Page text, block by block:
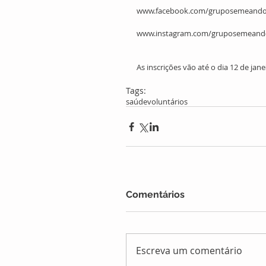
www.facebook.com/
www.instagram.com/
As inscrições vão até o dia 12 de
Tags:
saúdevoluntários
Comentários
Escreva um comentário